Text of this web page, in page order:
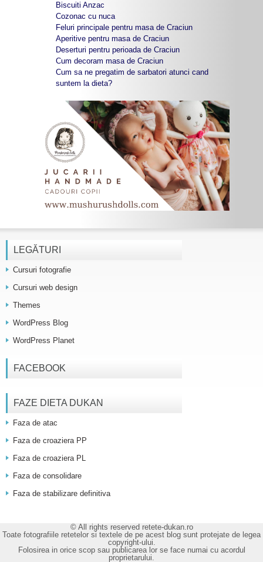
Biscuiti Anzac
Cozonac cu nuca
Feluri principale pentru masa de Craciun
Aperitive pentru masa de Craciun
Deserturi pentru perioada de Craciun
Cum decoram masa de Craciun
Cum sa ne pregatim de sarbatori atunci cand
suntem la dieta?
LEGĂTURI
Cursuri fotografie
Cursuri web design
Themes
WordPress Blog
WordPress Planet
FACEBOOK
FAZE DIETA DUKAN
Faza de atac
Faza de croaziera PP
Faza de croaziera PL
Faza de consolidare
Faza de stabilizare definitiva
© All rights reserved retete-dukan.ro
Toate fotografiile retetelor si textele de pe acest blog sunt protejate de legea
copyright-ului.
Folosirea in orice scop sau publicarea lor se face numai cu acordul
proprietarului.